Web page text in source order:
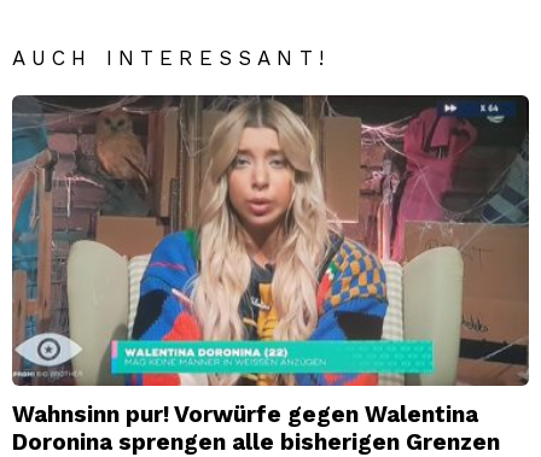
AUCH INTERESSANT!
Wahnsinn pur! Vorwürfe gegen Walentina
Doronina sprengen alle bisherigen Grenzen